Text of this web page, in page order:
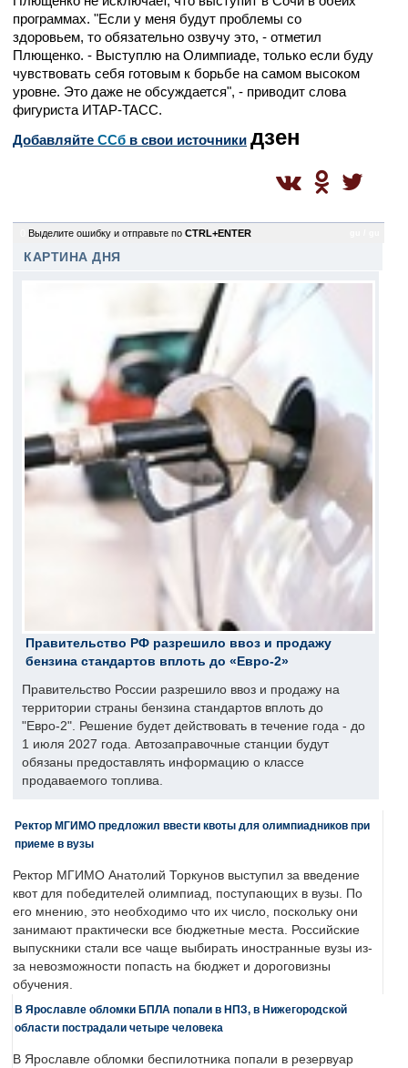
программах. "Если у меня будут проблемы со
здоровьем, то обязательно озвучу это, - отметил
Плющенко. - Выступлю на Олимпиаде, только если буду
чувствовать себя готовым к борьбе на самом высоком
уровне. Это даже не обсуждается", - приводит слова
фигуриста ИТАР-ТАСС.
Добавляйте CСб в свои источники дзен
Выделите ошибку и отправьте по CTRL+ENTER
КАРТИНА ДНЯ
Правительство РФ разрешило ввоз и продажу
бензина стандартов вплоть до «Евро-2»
Правительство России разрешило ввоз и продажу на
территории страны бензина стандартов вплоть до
"Евро-2". Решение будет действовать в течение года - до
1 июля 2027 года. Автозаправочные станции будут
обязаны предоставлять информацию о классе
продаваемого топлива.
Ректор МГИМО предложил ввести квоты для олимпиадников при
приеме в вузы
Ректор МГИМО Анатолий Торкунов выступил за введение
квот для победителей олимпиад, поступающих в вузы. По
его мнению, это необходимо что их число, поскольку они
занимают практически все бюджетные места. Российские
выпускники стали все чаще выбирать иностранные вузы из-
за невозможности попасть на бюджет и дороговизны
обучения.
В Ярославле обломки БПЛА попали в НПЗ, в Нижегородской
области пострадали четыре человека
В Ярославле обломки беспилотника попали в резервуар